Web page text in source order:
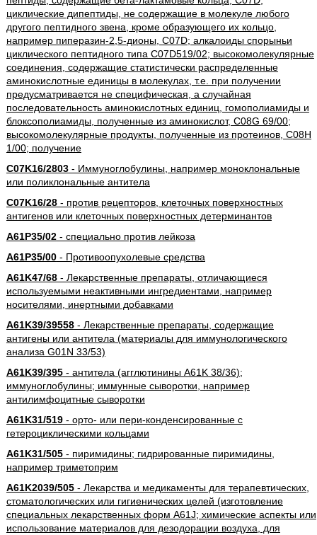
циклические дипептиды, не содержащие в молекуле любого
другого пептидного звена, кроме образующего их кольцо,
например пиперазин-2,5-дионы, C07D; алкалоиды спорыньи
циклического пептидного типа C07D519/02; высокомолекулярные
соединения, содержащие статистически распределенные
аминокислотные единицы в молекулах, т.е. при получении
предусматривается не специфическая, а случайная
последовательность аминокислотных единиц, гомополиамиды и
блоксополиамиды, полученные из аминокислот, C08G 69/00;
высокомолекулярные продукты, полученные из протеинов, C08H
1/00; получение
C07K16/2803- Иммуноглобулины, например моноклональные
или поликлональные антитела
C07K16/28- против рецепторов, клеточных поверхностных
антигенов или клеточных поверхностных детерминантов
A61P35/02- специально против лейкоза
A61P35/00- Противоопухолевые средства
A61K47/68- Лекарственные препараты, отличающиеся
используемыми неактивными ингредиентами, например
носителями, инертными добавками
A61K39/39558- Лекарственные препараты, содержащие
антигены или антитела (материалы для иммунологического
анализа G01N 33/53)
A61K39/395- антитела (агглютинины A61K 38/36);
иммуноглобулины; иммунные сыворотки, например
антилимфоцитные сыворотки
A61K31/519- орто- или пери-конденсированные с
гетероциклическими кольцами
A61K31/505- пиримидины; гидрированные пиримидины,
например триметоприм
A61K2039/505- Лекарства и медикаменты для терапевтических,
стоматологических или гигиенических целей (изготовление
специальных лекарственных форм A61J; химические аспекты или
использование материалов для дезодорации воздуха, для